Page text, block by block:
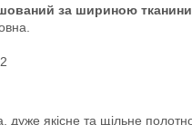
за шириною
дуже якісне та щільне